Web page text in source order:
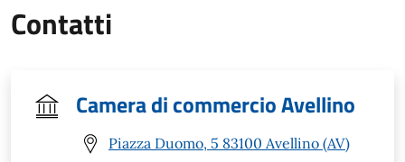
Contatti
Camera di commercio Avellino
Piazza Duomo, 5 83100 Avellino (AV)